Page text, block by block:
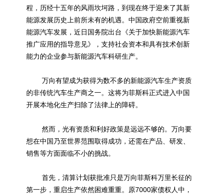
程，历经十五年的风雨坎坷路，到现在终于迎来了其新
能源发展历史上前所未有的机遇。中国政府空前重视新
能源汽车发展，近日国务院出台《关于加快新能源汽车
推广应用的指导意见》，支持社会资本和具有技术创新
能力的企业参与新能源汽车科研生产。
万向有望成为获得为数不多的新能源汽车生产资质
的非传统汽车生产商之一。这将为菲斯科正式进入中国
开展本地化生产扫除了法律上的障碍。
然而，光有资质和利好政策是远远不够的。万向要
想在中国乃至世界范围取得成功，还需在产品、研发、
销售等方面面临不小的挑战。
首先，清算计划获批准只是万向菲斯科万里长征的
第一步，重启生产依然困难重重。原7000家债权人中，